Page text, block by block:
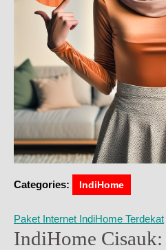
Categories: IndiHome
Paket Internet IndiHome Terdekat
IndiHome Cisauk: